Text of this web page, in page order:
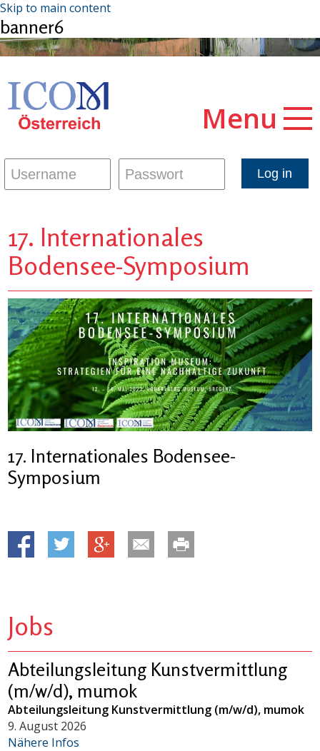
Skip to main content
banner6
Menu
17. Internationales
Bodensee-Symposium
17. Internationales Bodensee-
Symposium
Jobs
Abteilungsleitung Kunstvermittlung
(m/w/d), mumok
Abteilungsleitung Kunstvermittlung (m/w/d), mumok
9. August 2026
Nähere Infos